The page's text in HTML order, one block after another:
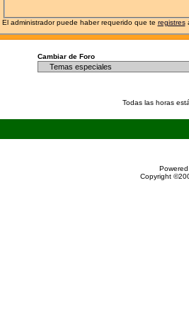
El administrador puede haber requerido que te registres
Cambiar de Foro
Todas las horas
Copyright